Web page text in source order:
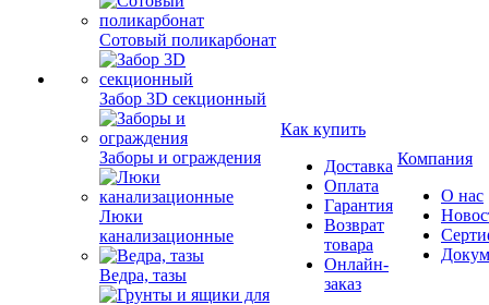
Сотовый поликарбонат
Забор 3D секционный
Заборы и ограждения
Люки
канализационные
Ведра, тазы
Как купить
Доставка
Оплата
Гарантия
Возврат
товара
Онлайн-
заказ
Компания
О нас